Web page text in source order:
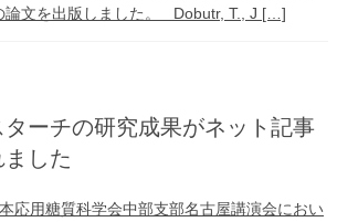
論文を出版しました。 Dobutr, T., J […]
ターチの研究成果がネット記事
した
応用糖質科学会中部支部名古屋講演会におい